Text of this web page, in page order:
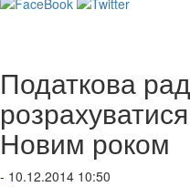
Податкова
Новим роком
- 10.12.2014 10:50